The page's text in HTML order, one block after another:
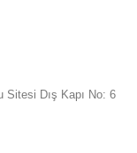
Sitesi Dış Kapı No: 6